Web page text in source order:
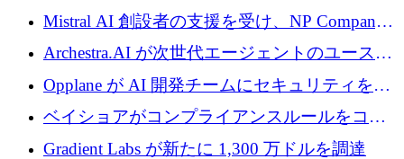
億ドルの評価額で1億5,000万ドルのシリーズD
Mistral AI 創設者の支援を受け、NP Company
がエンジニアリング向け AI を推進するために
600 万ユーロのプレシードを確保
Archestra.AI が次世代エージェントのユースケ
ースを実現するために 1,000 万ドルを調達
Opplane が AI 開発チームにセキュリティをも
たらすために 450 万ユーロを調達
ベイショアがコンプライアンスルールをコー
ド化するために800万ドルを調達
Gradient Labs が新たに 1,300 万ドルを調達